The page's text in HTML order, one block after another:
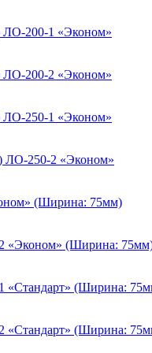
ЛО-200-1 «Эконом»
ЛО-200-2 «Эконом»
ЛО-250-1 «Эконом»
ЛО-250-2 «Эконом»
(Ширина: 75мм)
«Эконом» (Ширина:
«Стандарт» (Ширина:
«Стандарт» (Ширина: